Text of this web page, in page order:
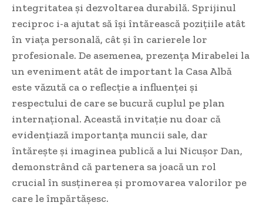
integritatea și dezvoltarea durabilă. Sprijinul
reciproc i-a ajutat să își întărească pozițiile atât
în viața personală, cât și în carierele lor
profesionale. De asemenea, prezența Mirabelei la
un eveniment atât de important la Casa Albă
este văzută ca o reflecție a influenței și
respectului de care se bucură cuplul pe plan
internațional. Această invitație nu doar că
evidențiază importanța muncii sale, dar
întărește și imaginea publică a lui Nicușor Dan,
demonstrând că partenera sa joacă un rol
crucial în susținerea și promovarea valorilor pe
care le împărtășesc.